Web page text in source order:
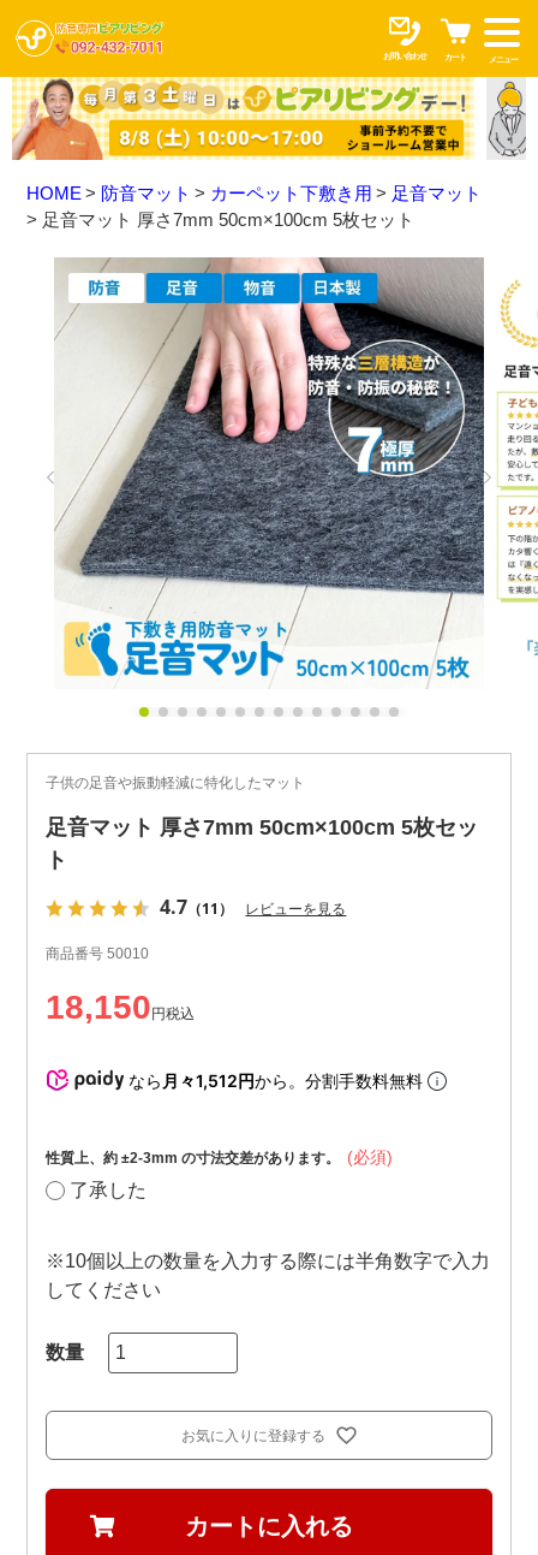
お問い合わせ カート メニュー
HOME 防音マット カーペット下敷き用
足音マット
足音マット 厚さ7mm 50cm×100cm 5枚セット
子供の足音や振動軽減に特化したマット
足音マット 厚さ7mm 50cm×100cm 5枚セッ
ト
4.7 （11） レビューを見る
商品番号 50010
18,150 税込
なら 月々1,512円から。分割手数料無料
性質上、約 ±2-3mm の寸法交差があります。 (必須)
了承した
※10個以上の数量を入力する際には半角数字で入力
してください
お気に入りに登録する
カートに入れる